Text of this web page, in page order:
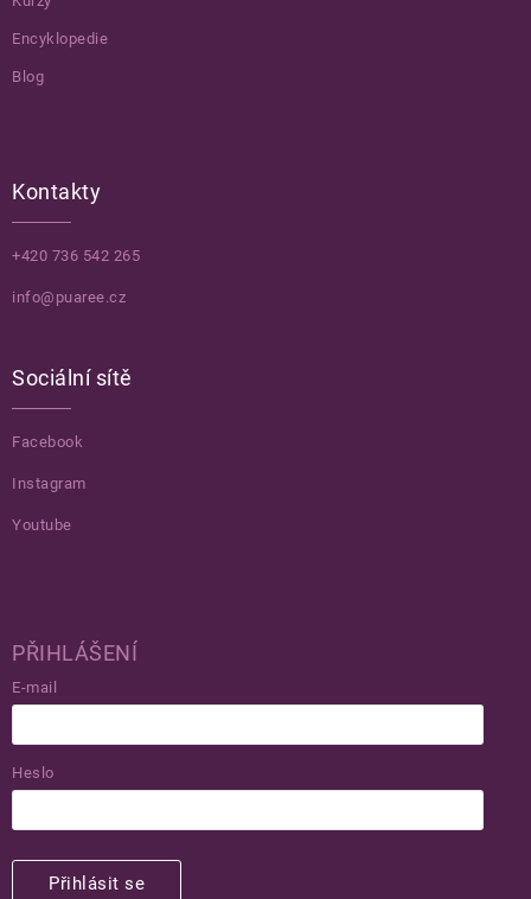
Encyklopedie
Blog
Kontakty
+420 736 542 265
info@puaree.cz
Sociální sítě
Facebook
Instagram
Youtube
PŘIHLÁŠENÍ
E-mail
Heslo
Přihlásit se